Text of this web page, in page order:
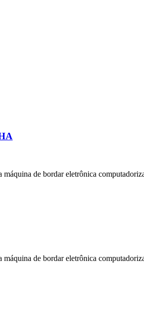
de bordar eletrônica
de bordar eletrônica